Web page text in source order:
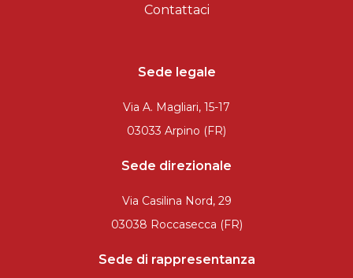
Contattaci
Sede legale
Via A. Magliari, 15-17
03033 Arpino (FR)
Sede direzionale
Via Casilina Nord, 29
03038 Roccasecca (FR)
Sede di rappresentanza